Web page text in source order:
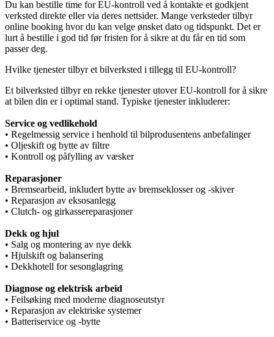
Du kan bestille time for EU-kontroll ved å kontakte et godkjent
verksted direkte eller via deres nettsider. Mange verksteder tilbyr
online booking hvor du kan velge ønsket dato og tidspunkt. Det er
lurt å bestille i god tid før fristen for å sikre at du får en tid som
passer deg.
Hvilke tjenester tilbyr et bilverksted i tillegg til EU-kontroll?
Et bilverksted tilbyr en rekke tjenester utover EU-kontroll for å sikre
at bilen din er i optimal stand. Typiske tjenester inkluderer:
Service og vedlikehold
• Regelmessig service i henhold til bilprodusentens anbefalinger
• Oljeskift og bytte av filtre
• Kontroll og påfylling av væsker
Reparasjoner
• Bremsearbeid, inkludert bytte av bremseklosser og -skiver
• Reparasjon av eksosanlegg
• Clutch- og girkassereparasjoner
Dekk og hjul
• Salg og montering av nye dekk
• Hjulskift og balansering
• Dekkhotell for sesonglagring
Diagnose og elektrisk arbeid
• Feilsøking med moderne diagnoseutstyr
• Reparasjon av elektriske systemer
• Batteriservice og -bytte